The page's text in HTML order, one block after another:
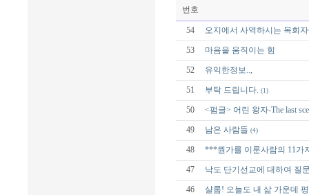
번호
54 오지에서 사역하시는 목회
53 마음을 움직이는 힘
52 유익한정보..,
51 부탁 드립니다. (1)
50 <펌글> 어린 왕자-The last
49 남은 사람들 (4)
48 ***뭔가를 이룬사람의 11가
47 낙도 단기선교에 대하여 질
46 샬롬! 오늘도 내 삶 가운데